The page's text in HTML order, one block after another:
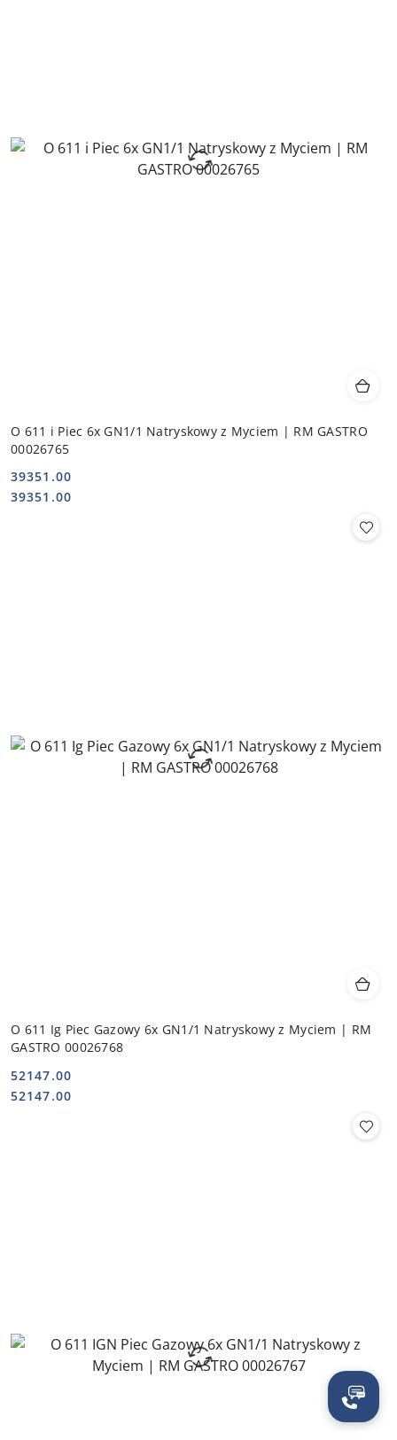
O 611 i Piec 6x GN1/1 Natryskowy z Myciem | RM GASTRO
00026765
Cena:
39351.00
Cena:
39351.00
O 611 Ig Piec Gazowy 6x GN1/1 Natryskowy z Myciem | RM
GASTRO 00026768
Cena:
52147.00
Cena:
52147.00